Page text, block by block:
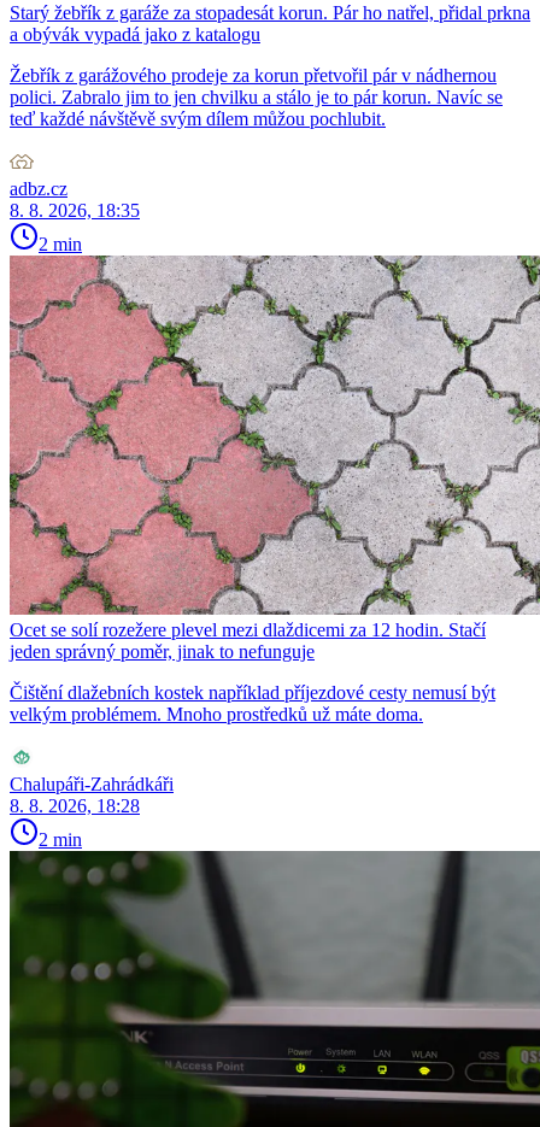
Starý žebřík z garáže za stopadesát korun. Pár ho natřel, přidal prkna
a obývák vypadá jako z katalogu
Žebřík z garážového prodeje za korun přetvořil pár v nádhernou
polici. Zabralo jim to jen chvilku a stálo je to pár korun. Navíc se
teď každé návštěvě svým dílem můžou pochlubit.
adbz.cz
8. 8. 2026, 18:35
2 min
Ocet se solí rozežere plevel mezi dlaždicemi za 12 hodin. Stačí
jeden správný poměr, jinak to nefunguje
Čištění dlažebních kostek například příjezdové cesty nemusí být
velkým problémem. Mnoho prostředků už máte doma.
Chalupáři-Zahrádkáři
8. 8. 2026, 18:28
2 min